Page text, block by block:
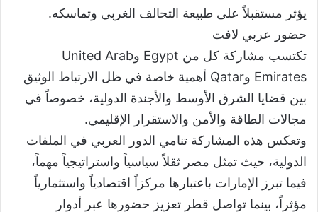
يؤثر مستقبلاً على طبيعة التحالف الغربي وتماسكه.
حضور عربي لافت
تكتسب مشاركة كل من Egypt وUnited Arab
Emirates وQatar أهمية خاصة في ظل الارتباط الوثيق
بين قضايا الشرق الأوسط والأجندة الدولية، خصوصاً في
مجالات الطاقة والأمن والاستقرار الإقليمي.
وتعكس هذه المشاركة تنامي الدور العربي في الملفات
الدولية، حيث تمثل مصر ثقلاً سياسياً واستراتيجياً مهماً،
فيما تبرز الإمارات باعتبارها مركزاً اقتصادياً واستثمارياً
مؤثراً، بينما تواصل قطر تعزيز حضورها عبر أدوار